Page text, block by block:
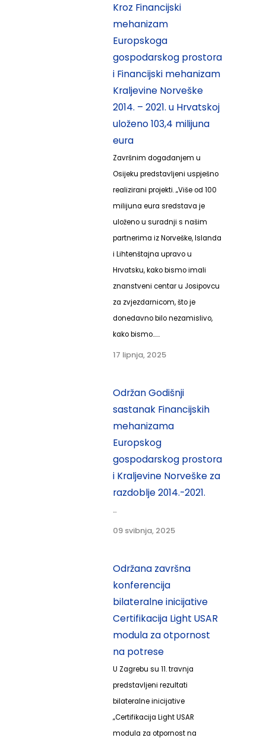
Kroz Financijski
mehanizam
Europskoga
gospodarskog prostora
i Financijski mehanizam
Kraljevine Norveške
2014. – 2021. u Hrvatskoj
uloženo 103,4 milijuna
eura
Završnim događanjem u
Osijeku predstavljeni uspješno
realizirani projekti. „Više od 100
milijuna eura sredstava je
uloženo u suradnji s našim
partnerima iz Norveške, Islanda
i Lihtenštajna upravo u
Hrvatsku, kako bismo imali
znanstveni centar u Josipovcu
za zvjezdarnicom, što je
donedavno bilo nezamislivo,
kako bismo......
17 lipnja, 2025
Održan Godišnji
sastanak Financijskih
mehanizama
Europskog
gospodarskog prostora
i Kraljevine Norveške za
razdoblje 2014.-2021.
...
09 svibnja, 2025
Održana završna
konferencija
bilateralne inicijative
Certifikacija Light USAR
modula za otpornost
na potrese
U Zagrebu su 11. travnja
predstavljeni rezultati
bilateralne inicijative
„Certifikacija Light USAR
modula za otpornost na